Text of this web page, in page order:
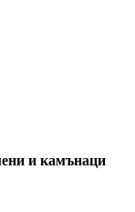
и камънаци